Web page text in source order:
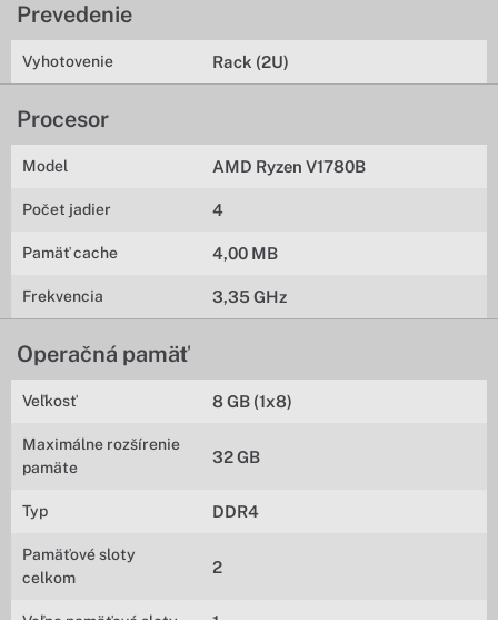
Prevedenie
Vyhotovenie Rack (2U)
Procesor
Model AMD Ryzen V1780B
Počet jadier 4
Pamäť cache 4,00 MB
Frekvencia 3,35 GHz
Operačná pamäť
Veľkosť 8 GB (1x8)
Maximálne rozšírenie
pamäte
32 GB
Typ DDR4
Pamäťové sloty
celkom
2